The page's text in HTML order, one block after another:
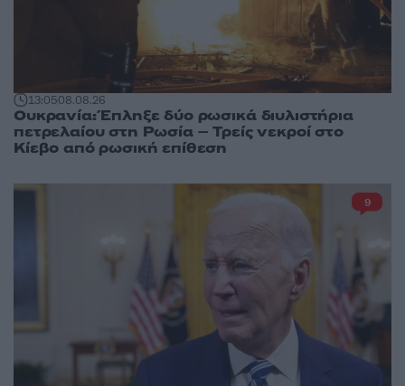
13:0508.08.26
Ουκρανία: Έπληξε δύο ρωσικά διυλιστήρια
πετρελαίου στη Ρωσία – Τρείς νεκροί στο
Κίεβο από ρωσική επίθεση
9